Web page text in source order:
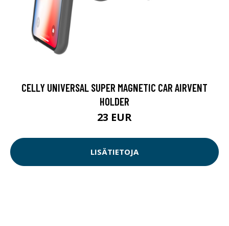
CELLY UNIVERSAL SUPER MAGNETIC CAR AIRVENT
HOLDER
23 EUR
LISÄTIETOJA